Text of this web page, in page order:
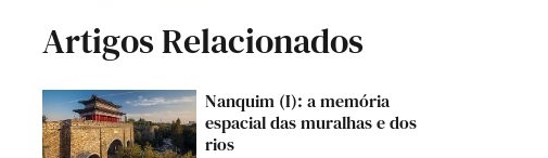
Artigos Relacionados
Nanquim (I): a memória
espacial das muralhas e dos
rios